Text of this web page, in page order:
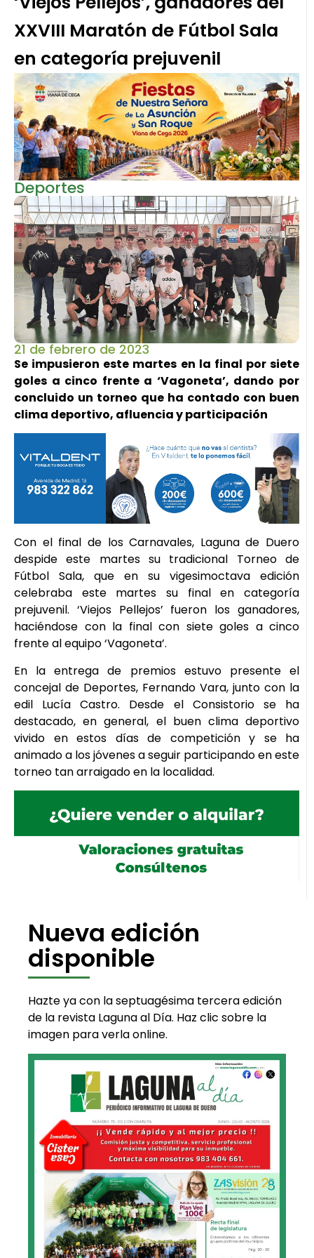
XXVIII Maratón de Fútbol Sala
en categoría prejuvenil
Deportes
21 de febrero de 2023
Se impusieron este martes en la final por siete
goles a cinco frente a ‘Vagoneta’, dando por
concluido un torneo que ha contado con buen
clima deportivo, afluencia y participación
Con el final de los Carnavales, Laguna de Duero
despide este martes su tradicional Torneo de
Fútbol Sala, que en su vigesimoctava edición
celebraba este martes su final en categoría
prejuvenil. ‘Viejos Pellejos’ fueron los ganadores,
haciéndose con la final con siete goles a cinco
frente al equipo ‘Vagoneta’.
En la entrega de premios estuvo presente el
concejal de Deportes, Fernando Vara, junto con la
edil Lucía Castro. Desde el Consistorio se ha
destacado, en general, el buen clima deportivo
vivido en estos días de competición y se ha
animado a los jóvenes a seguir participando en este
torneo tan arraigado en la localidad.
Nueva edición
disponible
Hazte ya con la septuagésima tercera edición
de la revista Laguna al Día. Haz clic sobre la
imagen para verla online.